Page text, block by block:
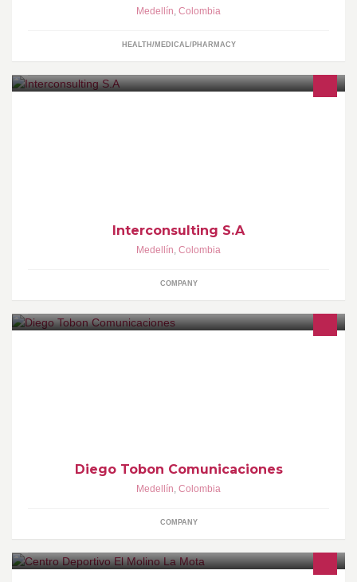
Medellín, Colombia
HEALTH/MEDICAL/PHARMACY
Interconsulting S.A
Medellín, Colombia
COMPANY
Diego Tobon Comunicaciones
Medellín, Colombia
COMPANY